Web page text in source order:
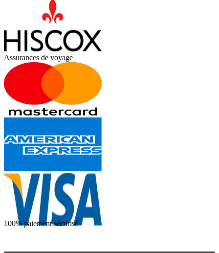
Assurances de voyage
100% paiement sécurisé